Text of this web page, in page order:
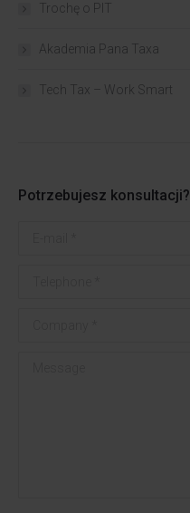
Trochę o PIT
Akademia Pana Taxa
Tech Tax – Work Smart
Potrzebujesz konsultacji?